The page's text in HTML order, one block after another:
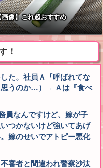
画像】これ超おすすめ
！
た。社員Ａ「呼ばれてな
思うのか…）→ Ａは『食べ
員なんですけど、嫁が子
つかないけど強いてあげ
嫁のせいでアトピー悪化
審者と間違われ警察沙汰